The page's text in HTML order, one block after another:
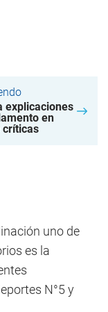
explicaciones
en
críticas
uno de
es la
N°5 y